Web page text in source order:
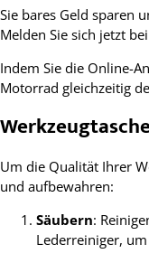
Sie bares Geld sparen
Melden Sie sich jetzt
Indem Sie die Online-
Motorrad gleichzeitig
Um die Qualität Ihrer
und aufbewahren:
Säubern:
Lederreiniger,